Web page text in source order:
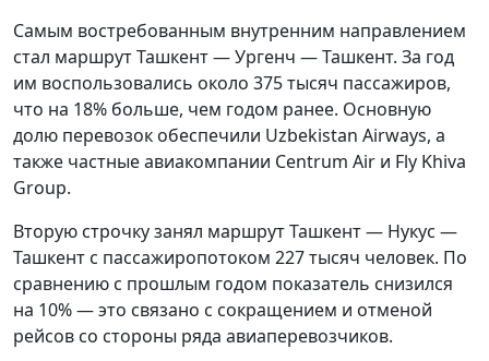
Самым востребованным внутренним направлением
стал маршрут Ташкент — Ургенч — Ташкент. За год
им воспользовались около 375 тысяч пассажиров,
что на 18% больше, чем годом ранее. Основную
долю перевозок обеспечили Uzbekistan Airways, а
также частные авиакомпании Centrum Air и Fly Khiva
Group.
Вторую строчку занял маршрут Ташкент — Нукус —
Ташкент с пассажиропотоком 227 тысяч человек. По
сравнению с прошлым годом показатель снизился
на 10% — это связано с сокращением и отменой
рейсов со стороны ряда авиаперевозчиков.